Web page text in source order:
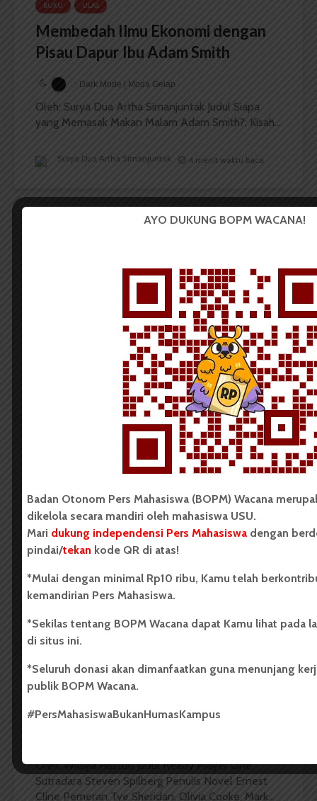
BUKU ULAS
Membedah Ilmu Ekonomi dengan
Pisau Dapur Ibu Adam Smith
Dark Mode | Moda Gelap
Oleh: Surya Dua Artha Simanjuntak Judul Siapa
yang Memasak Makan Malam Adam Smith?: Kisah...
Surya Dua Artha Simanjuntak 4 menit waktu baca
dan Krisis Eksistensial Gaya Baru
Dark Mode | Moda Gelap
Oleh: Surya Dua Artha Simanjuntak Judul The
Social Dilemma Sutradara Jeff Orlowski Penulis...
Surya Dua Artha Simanjuntak 6 menit waktu baca
Diri di Pulau Tak Dikenal
Dark Mode | Moda Gelap
Dongeng Pulau Tak Dikenal Penulis Jose...
SINEMA ULAS
Sketsa Dunia Virtual Abad Milenial
Oleh: Widiya Hastuti Judul Ready Player One
Sutradara Steven Spilberg Penulis Novel Ernest
Cline Pemeran Tye Sheridan, Olivia Cooke, Mark...
AYO DUKUNG BOPM WACANA!
Badan Otonom Pers Mahasiswa (BOPM) Wacana
dikelola secara mandiri oleh mahasiswa USU.
Mari dukung independensi Pers Mahasiswa dengan
pindai/tekan kode QR di atas!
*Mulai dengan minimal Rp10 ribu, Kamu telah
kemandirian Pers Mahasiswa.
*Sekilas tentang BOPM Wacana dapat Kamu lihat pada
di situs ini.
*Seluruh donasi akan dimanfaatkan guna menunjang
publik BOPM Wacana.
#PersMahasiswaBukanHumasKampus